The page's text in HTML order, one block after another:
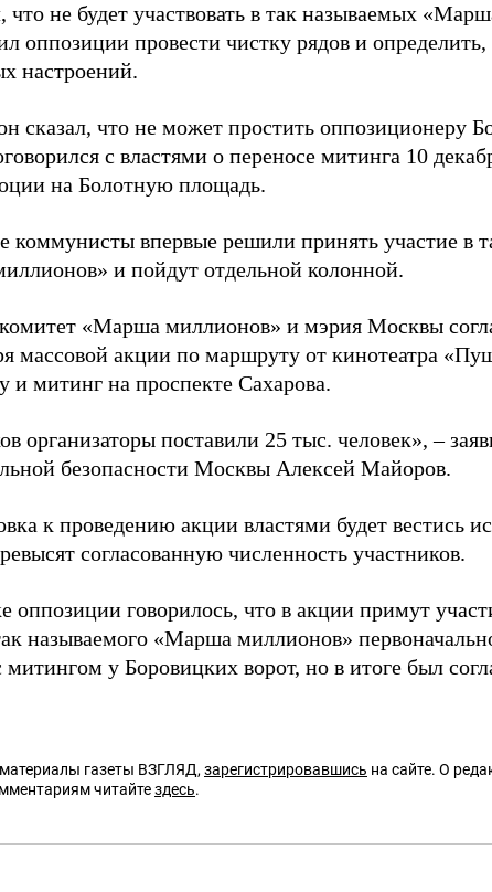
не будет участвовать в так называемых
оппозиции провести чистку рядов и определить,
настроений.
сказал, что не может простить оппозиционеру
с властями о переносе митинга 10
на Болотную площадь.
коммунисты впервые решили принять участие в
и пойдут отдельной колонной.
«Марша миллионов» и мэрия Москвы
массовой акции по маршруту от кинотеатра
и митинг на проспекте Сахарова.
организаторы поставили 25 тыс. человек», –
безопасности Москвы Алексей Майоров.
к проведению акции властями будет вестись
согласованную численность участников.
оппозиции говорилось, что в акции примут
называемого «Марша миллионов»
у Боровицких ворот, но в итоге был
газеты ВЗГЛЯД, зарегистрировавшись на сайте. О
читайтездесь.